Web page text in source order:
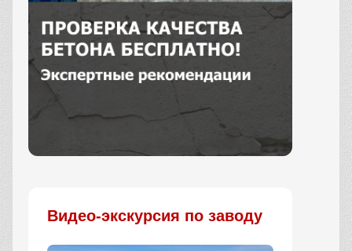
Видео-экскурсия по заводу